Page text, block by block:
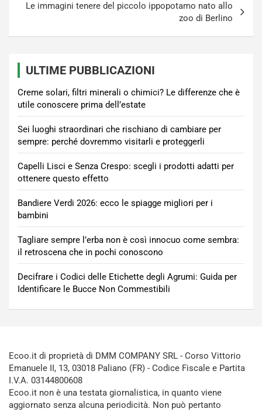
Le immagini tenere del piccolo ippopotamo nato allo
zoo di Berlino
ULTIME PUBBLICAZIONI
Creme solari, filtri minerali o chimici? Le differenze che è
utile conoscere prima dell’estate
Sei luoghi straordinari che rischiano di cambiare per
sempre: perché dovremmo visitarli e proteggerli
Capelli Lisci e Senza Crespo: scegli i prodotti adatti per
ottenere questo effetto
Bandiere Verdi 2026: ecco le spiagge migliori per i
bambini
Tagliare sempre l’erba non è così innocuo come sembra:
il retroscena che in pochi conoscono
Decifrare i Codici delle Etichette degli Agrumi: Guida per
Identificare le Bucce Non Commestibili
Ecoo.it di proprietà di DMM COMPANY SRL - Corso Vittorio
Emanuele II, 13, 03018 Paliano (FR) - Codice Fiscale e Partita
I.V.A. 03144800608
Ecoo.it non è una testata giornalistica, in quanto viene
aggiornato senza alcuna periodicità. Non può pertanto